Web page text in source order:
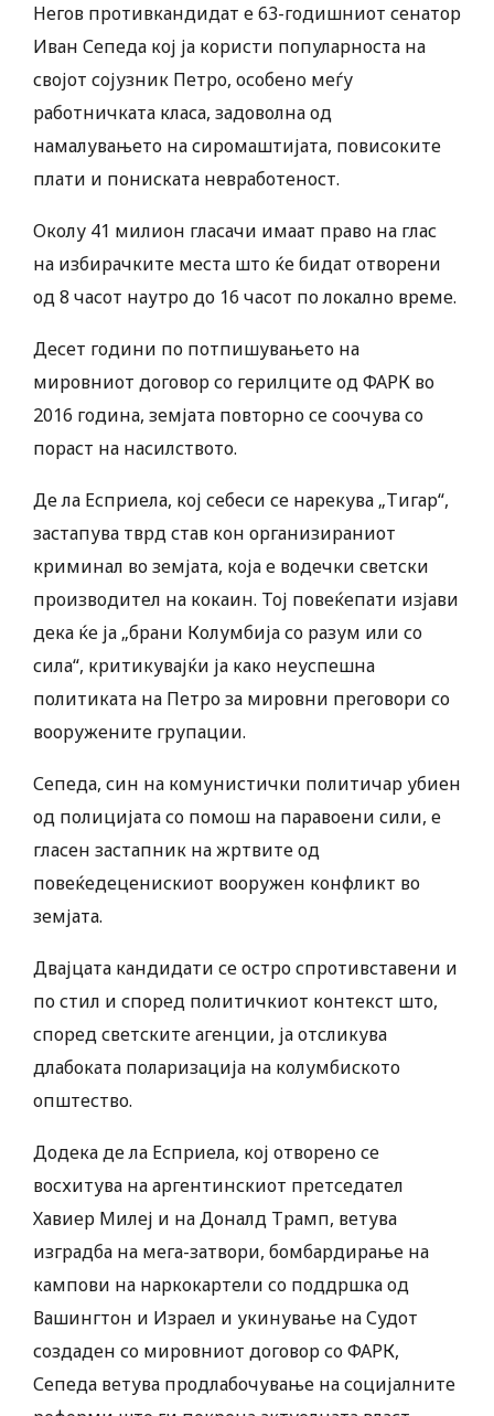
Негов противкандидат е 63-годишниот сенатор
Иван Сепеда кој ја користи популарноста на
својот сојузник Петро, особено меѓу
работничката класа, задоволна од
намалувањето на сиромаштијата, повисоките
плати и пониската невработеност.
Околу 41 милион гласачи имаат право на глас
на избирачките места што ќе бидат отворени
од 8 часот наутро до 16 часот по локално време.
Десет години по потпишувањето на
мировниот договор со герилците од ФАРК во
2016 година, земјата повторно се соочува со
пораст на насилството.
Де ла Есприела, кој себеси се нарекува „Тигар“,
застапува тврд став кон организираниот
криминал во земјата, која е водечки светски
производител на кокаин. Тој повеќепати изјави
дека ќе ја „брани Колумбија со разум или со
сила“, критикувајќи ја како неуспешна
политиката на Петро за мировни преговори со
вооружените групации.
Сепеда, син на комунистички политичар убиен
од полицијата со помош на паравоени сили, е
гласен застапник на жртвите од
повеќедеценискиот вооружен конфликт во
земјата.
Двајцата кандидати се остро спротивставени и
по стил и според политичкиот контекст што,
според светските агенции, ја отсликува
длабоката поларизација на колумбиското
општество.
Додека де ла Есприела, кој отворено се
восхитува на аргентинскиот претседател
Хавиер Милеј и на Доналд Трамп, ветува
изградба на мега-затвори, бомбардирање на
кампови на наркокартели со поддршка од
Вашингтон и Израел и укинување на Судот
создаден со мировниот договор со ФАРК,
Сепеда ветува продлабочување на социјалните